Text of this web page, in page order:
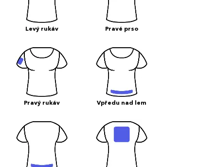
Levý rukáv Pravé prso
Pravý rukáv Vpředu nad lem